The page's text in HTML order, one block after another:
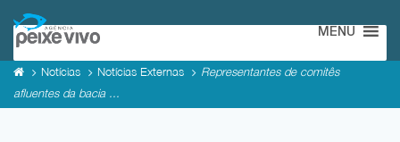
MENU
Notícias Notícias Externas
Representantes de comitês
afluentes da bacia ...